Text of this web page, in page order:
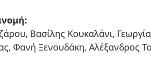
Βασίλης Κουκαλάνι, Γεωργία
Φανή Ξενουδάκη, Αλέξανδρος